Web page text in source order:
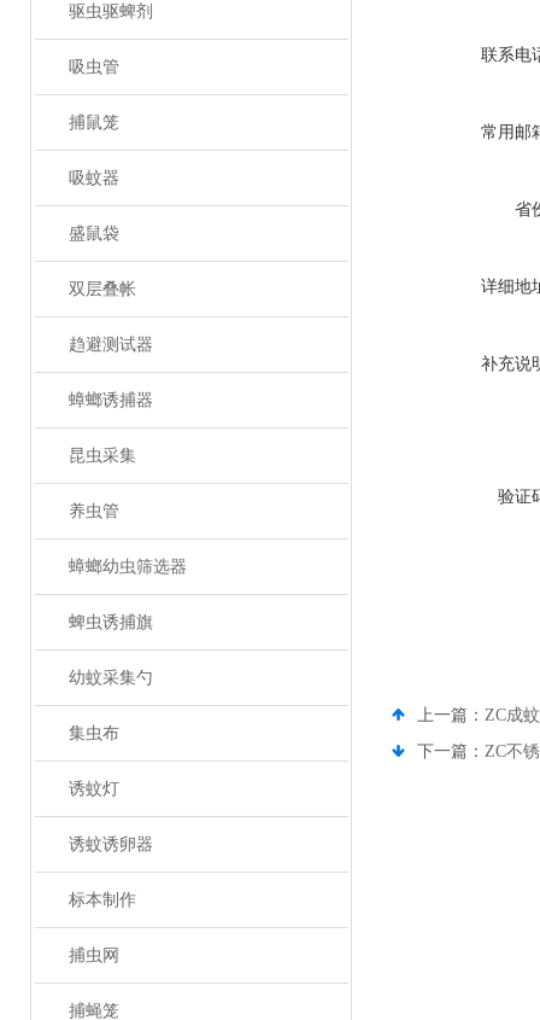
驱虫驱蜱剂
吸虫管
捕鼠笼
吸蚊器
盛鼠袋
双层叠帐
趋避测试器
蟑螂诱捕器
昆虫采集
养虫管
蟑螂幼虫筛选器
蜱虫诱捕旗
幼蚊采集勺
集虫布
诱蚊灯
诱蚊诱卵器
标本制作
捕虫网
捕蝇笼
联系电
常用邮
省
详细地
补充说
验证
上一篇： ZC成
下一篇： ZC不